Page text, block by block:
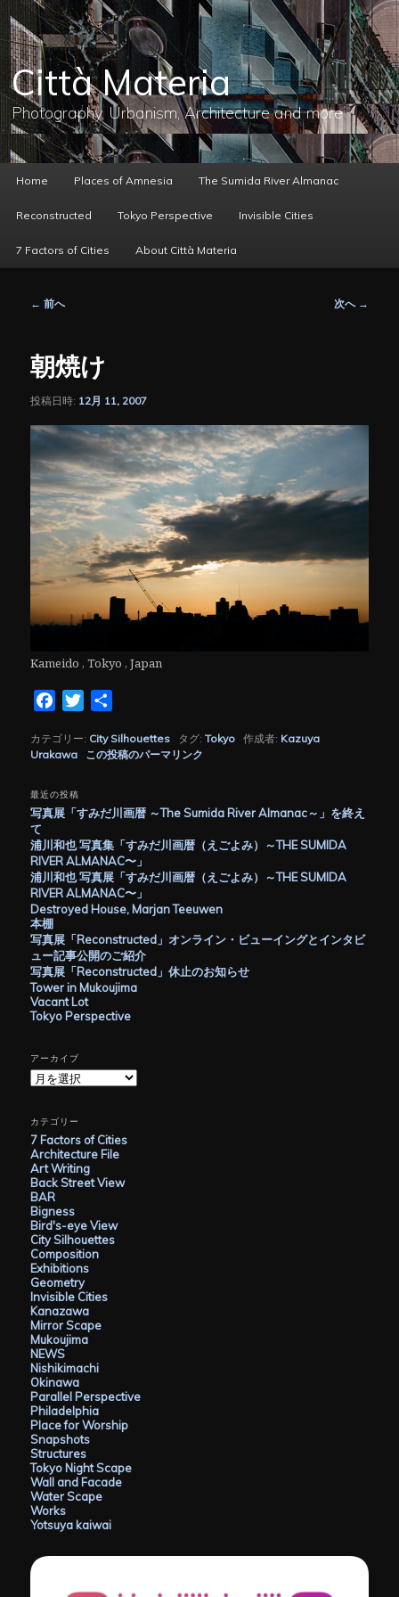
メ
イ
ン
コ
ン
テ
ン
へ
移
動
Città Materia
Photography, Urbanism, Architecture and more
ー
Home Places of Amnesia The Sumida River Almanac
Reconstructed Tokyo Perspective Invisible Cities
7 Factors of Cities About Città Materia
ビ
ゲ
シ
ン
← 前へ 次へ →
朝焼け
投稿日時: 12月 11, 2007
Kameido , Tokyo , Japan
FacebookTwitter
カテゴリー: City Silhouettes タグ:Tokyo 作成者: Kazuya
Urakawa
この投稿のパーマリンク
最近の投稿
写真展「すみだ川画暦 ～The Sumida River Almanac～」を終え
て
浦川和也 写真集「すみだ川画暦（えごよみ）～THE SUMIDA
RIVER ALMANAC〜」
浦川和也 写真展「すみだ川画暦（えごよみ）～THE SUMIDA
RIVER ALMANAC〜」
Destroyed House, Marjan Teeuwen
本棚
写真展「Reconstructed」オンライン・ビューイングとインタビ
ュー記事公開のご紹介
写真展「Reconstructed」休止のお知らせ
Tower in Mukoujima
Vacant Lot
Tokyo Perspective
アーカイブ
ア
ー
イ
ブ
カテゴリー
7 Factors of Cities
Architecture File
Art Writing
Back Street View
BAR
Bigness
Bird's-eye View
City Silhouettes
Composition
Exhibitions
Geometry
Invisible Cities
Kanazawa
Mirror Scape
Mukoujima
NEWS
Nishikimachi
Okinawa
Parallel Perspective
Philadelphia
Place for Worship
Snapshots
Structures
Tokyo Night Scape
Wall and Facade
Water Scape
Works
Yotsuya kaiwai